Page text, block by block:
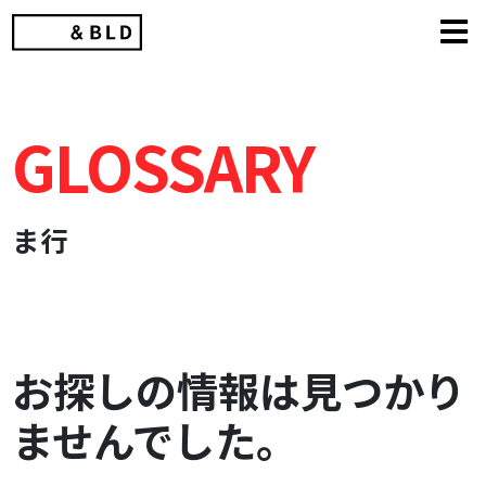
Skip
content
GLOSSARY
ま行
お探しの情報は見つかり
ませんでした。